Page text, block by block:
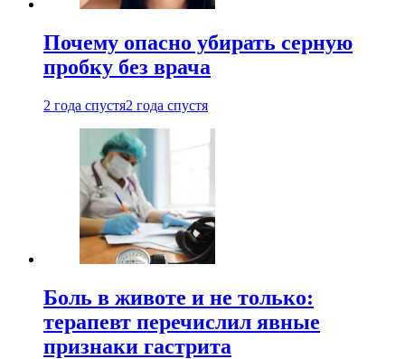
Почему опасно убирать серную
пробку без врача
2 года спустя2 года спустя
Боль в животе и не только:
терапевт перечислил явные
признаки гастрита